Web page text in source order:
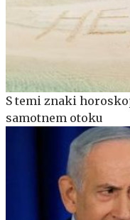
S temi znaki
samotnem otoku